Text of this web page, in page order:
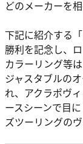
どのメーカーを
下記に紹介する
勝利を記念し、
カラーリング等
ジャスタブルの
れ、アクラポヴ
ースシーンで目
ズツーリングの